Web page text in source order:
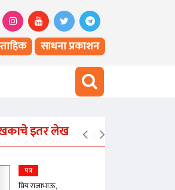
साधना प्रकाशन
इतर लेख
पत्र
प्रिय राजाभाऊ,